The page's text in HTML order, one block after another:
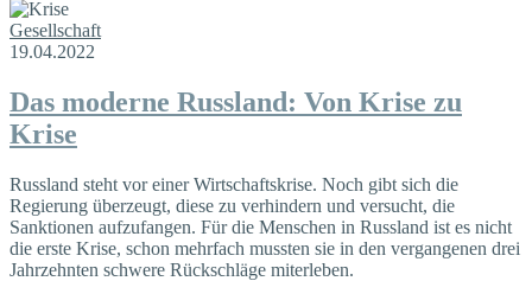
Gesellschaft
19.04.2022
Das moderne Russland: Von Krise zu
Krise
Russland steht vor einer Wirtschaftskrise. Noch gibt sich die
Regierung überzeugt, diese zu verhindern und versucht, die
Sanktionen aufzufangen. Für die Menschen in Russland ist es nicht
die erste Krise, schon mehrfach mussten sie in den vergangenen drei
Jahrzehnten schwere Rückschläge miterleben.